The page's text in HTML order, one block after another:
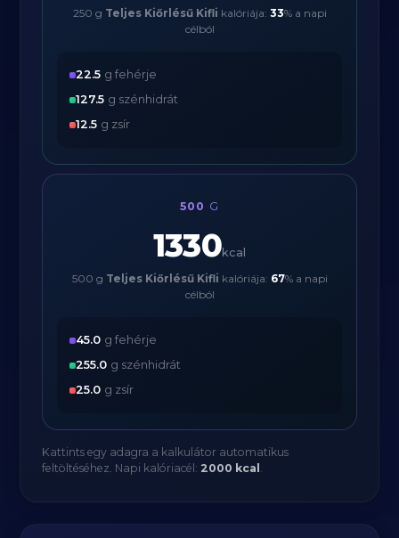
250 g Teljes Kiőrlésű Kifli kalóriája: 33% a napi
célból
22.5 g fehérje
127.5 g szénhidrát
12.5 g zsír
500 G
1330kcal
500 g Teljes Kiőrlésű Kifli kalóriája: 67% a napi
célból
45.0 g fehérje
255.0 g szénhidrát
25.0 g zsír
Kattints egy adagra a kalkulátor automatikus
feltöltéséhez. Napi kalóriacél: 2000 kcal .